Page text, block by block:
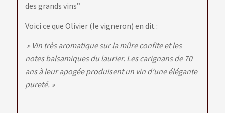
des grands vins”
Voici ce que Olivier (le vigneron) en dit :
» Vin très aromatique sur la mûre confite et les
notes balsamiques du laurier. Les carignans de 70
ans à leur apogée produisent un vin d’une élégante
pureté. »